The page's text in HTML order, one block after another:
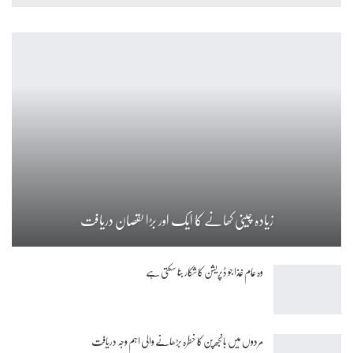
زیادہ چینی کھانے کا ایک اور بڑا نقصان دریافت
وہ عام غذا جو ڈپریشن کا شکار بنا سکتی ہے
مردوں میں بانجھ پن کا خطرہ بڑھانے والی اہم وجہ دریافت